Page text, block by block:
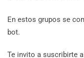
En estos grupos se
bot.
Te invito a suscribirte